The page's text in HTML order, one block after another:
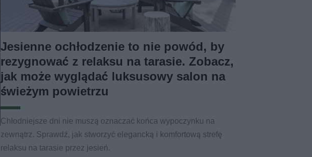
Jesienne ochłodzenie to nie powód, by
rezygnować z relaksu na tarasie. Zobacz,
jak może wyglądać luksusowy salon na
świeżym powietrzu
Chłodniejsze dni nie muszą oznaczać końca wypoczynku na
zewnątrz. Sprawdź, jak stworzyć elegancką i komfortową strefę
relaksu na tarasie przez jesień.